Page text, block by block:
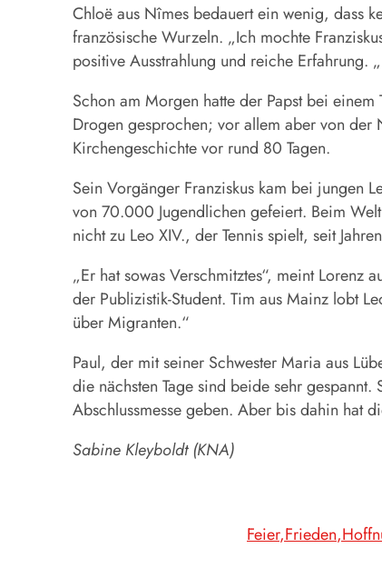
Chloë aus Nîmes bedauert ein wenig, dass
französische Wurzeln. „Ich mochte
positive Ausstrahlung und reiche Erfahrung.
Schon am Morgen hatte der Papst bei
Drogen gesprochen; vor allem aber von der
Kirchengeschichte vor rund 80 Tagen.
Sein Vorgänger Franziskus kam bei jungen
von 70.000 Jugendlichen gefeiert. Beim
nicht zu Leo XIV., der Tennis spielt, seit
„Er hat sowas Verschmitztes“, meint Lorenz
der Publizistik-Student. Tim aus Mainz lobt
über Migranten.“
Paul, der mit seiner Schwester Maria aus
die nächsten Tage sind beide sehr
Abschlussmesse geben. Aber bis dahin hat
Sabine Kleyboldt (KNA)
Feier Frieden